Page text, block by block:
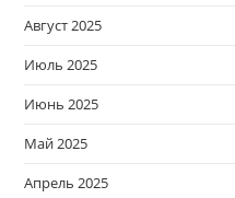
Август 2025
Июль 2025
Июнь 2025
Май 2025
Апрель 2025